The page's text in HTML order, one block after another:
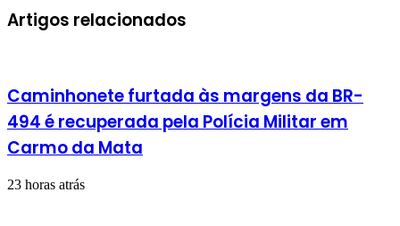
mail
Artigos relacionados
Caminhonete furtada às margens da BR-
494 é recuperada pela Polícia Militar em
Carmo da Mata
23 horas atrás